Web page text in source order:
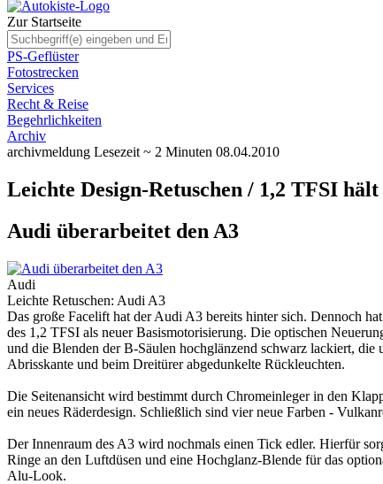
Zur Startseite
PS-Geflüster
Fotostrecken
Services
Recht & Reise
Begehrlichkeiten
Archiv
archivmeldung Lesezeit ~ 2 Minuten 08.04.2010
Leichte Design-Retuschen / 1,2 TFSI
Audi überarbeitet den A3
Audi
Leichte Retuschen: Audi A3
Das große Facelift hat der Audi A3 bereits hinter sich. Dennoch
des 1,2 TFSI als neuer Basismotorisierung. Die optischen
und die Blenden der B-Säulen hochglänzend schwarz lackiert,
Abrisskante und beim Dreitürer abgedunkelte Rückleuchten.
Die Seitenansicht wird bestimmt durch Chromeinleger in den
ein neues Räderdesign. Schließlich sind vier neue Farben -
Der Innenraum des A3 wird nochmals einen Tick edler. Hierfür
Ringe an den Luftdüsen und eine Hochglanz-Blende für das
Alu-Look.